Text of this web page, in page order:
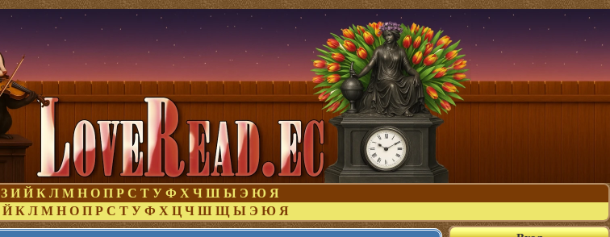
З И Й К Л М Н О П Р С Т У Ф Х Ч Ш Ы Э Ю Я
Й К Л М Н О П Р С Т У Ф Х Ц Ч Ш Щ Ы Э Ю Я